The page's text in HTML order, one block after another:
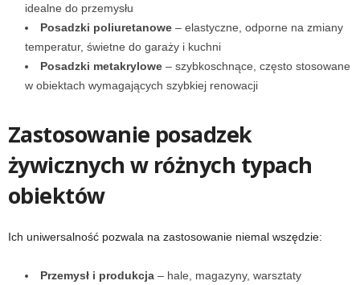
idealne do przemysłu
Posadzki poliuretanowe – elastyczne, odporne na zmiany
temperatur, świetne do garaży i kuchni
Posadzki metakrylowe – szybkoschnące, często stosowane
w obiektach wymagających szybkiej renowacji
Zastosowanie posadzek
żywicznych w różnych typach
obiektów
Ich uniwersalność pozwala na zastosowanie niemal wszędzie:
Przemysł i produkcja – hale, magazyny, warsztaty